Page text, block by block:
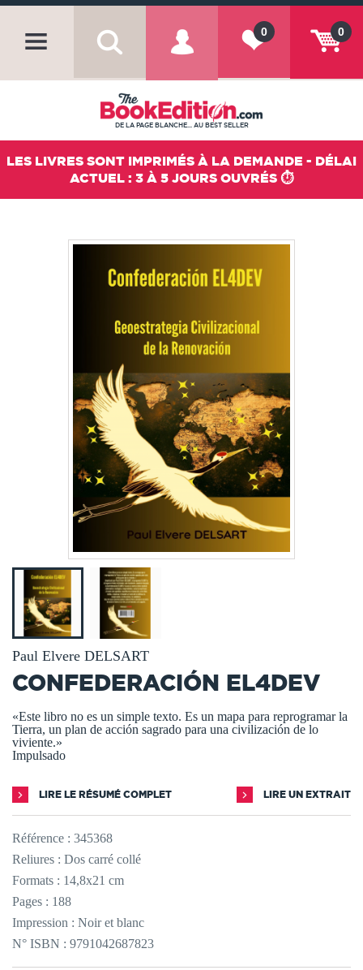
0
0
DE LA PAGE BLANCHE... AU BEST SELLER
LES LIVRES SONT IMPRIMÉS À LA DEMANDE - DÉLAI
ACTUEL : 3 À 5 JOURS OUVRÉS ⏱️
Paul Elvere DELSART
CONFEDERACIÓN EL4DEV
«Este libro no es un simple texto. Es un mapa para reprogramar la
Tierra, un plan de acción sagrado para una civilización de lo
viviente.»
Impulsado
LIRE LE RÉSUMÉ COMPLET LIRE UN EXTRAIT
Référence : 345368
Reliures : Dos carré collé
Formats : 14,8x21 cm
Pages : 188
Impression : Noir et blanc
N° ISBN : 9791042687823